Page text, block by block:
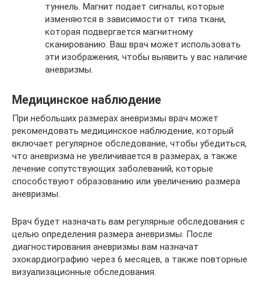
туннель. Магнит подает сигналы, которые
изменяются в зависимости от типа ткани,
которая подвергается магнитному
сканированию. Ваш врач может использовать
эти изображения, чтобы выявить у вас наличие
аневризмы.
Медицинское наблюдение
При небольших размерах аневризмы врач может
рекомендовать медицинское наблюдение, который
включает регулярное обследование, чтобы убедиться,
что аневризма не увеличивается в размерах, а также
лечение сопутствующих заболеваний, которые
способствуют образованию или увеличению размера
аневризмы.
Врач будет назначать вам регулярные обследования с
целью определения размера аневризмы. После
диагностирования аневризмы вам назначат
эхокардиографию через 6 месяцев, а также повторные
визуализационные обследования.